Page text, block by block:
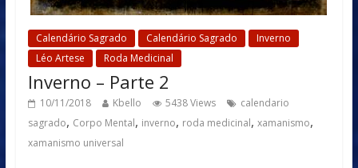
Calendário Sagrado Calendário Sagrado
Inverno
Léo Artese
Roda Medicinal
Inverno – Parte 2
10/11/2018 Kbello 5438 Views
calendario
sagrado, Corpo Mental, inverno, roda medicinal, xamanismo,
xamanismo universal